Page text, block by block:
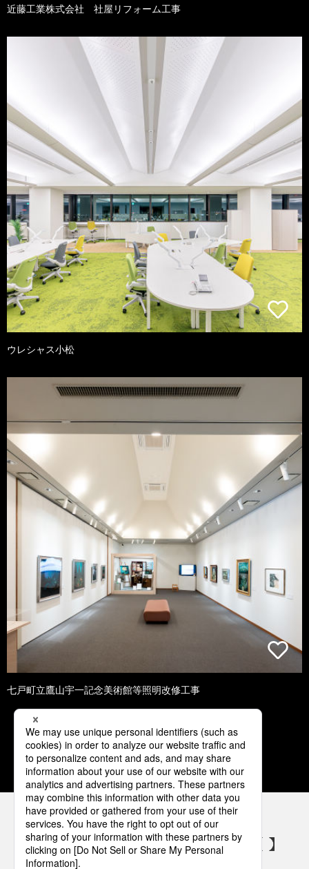
近藤工業株式会社 社屋リフォーム工事
ウレシャス小松
七戸町立鷹山宇一記念美術館等照明改修工事
1 2 3 4 5
パナソニックの電気設備 SNSアカウント